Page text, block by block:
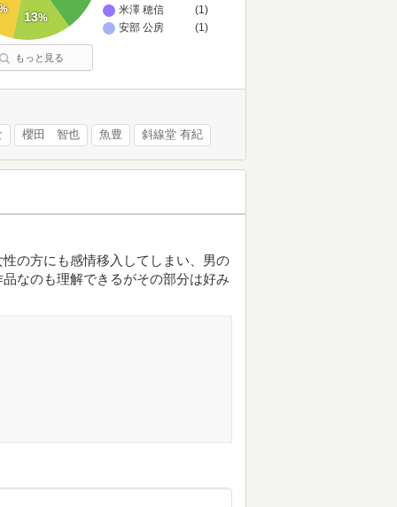
米澤 穂信
(1)
安部 公房
(1)
13%
もっと見る
櫻田 智也 魚豊 斜線堂 有紀
の方にも感情移入してしまい、男の
なのも理解できるがその部分は好み